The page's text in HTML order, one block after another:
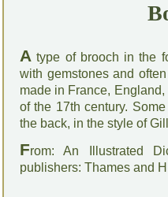
A type of brooch in the
with gemstones and
made in France,
of the 17th century.
the back, in the style of
From: An Illustrated
publishers: Thames and